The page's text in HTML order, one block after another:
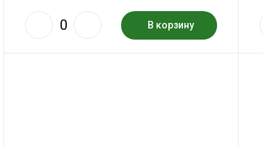
В корзину